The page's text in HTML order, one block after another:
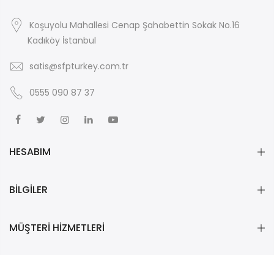
Koşuyolu Mahallesi Cenap Şahabettin Sokak No.16
Kadıköy İstanbul
satis@sfpturkey.com.tr
0555 090 87 37
HESABIM
BİLGİLER
MÜŞTERİ HİZMETLERİ